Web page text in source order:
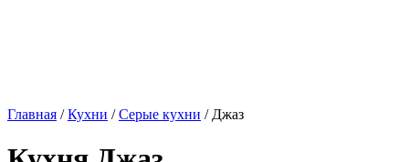
Главная /Кухни /Серые кухни / Джаз